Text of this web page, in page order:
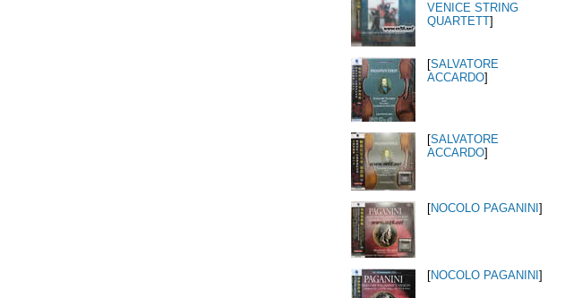
VENICE STRING
QUARTETT]
[SALVATORE
ACCARDO]
[SALVATORE
ACCARDO]
[NOCOLO PAGANINI ]
[NOCOLO PAGANINI ]